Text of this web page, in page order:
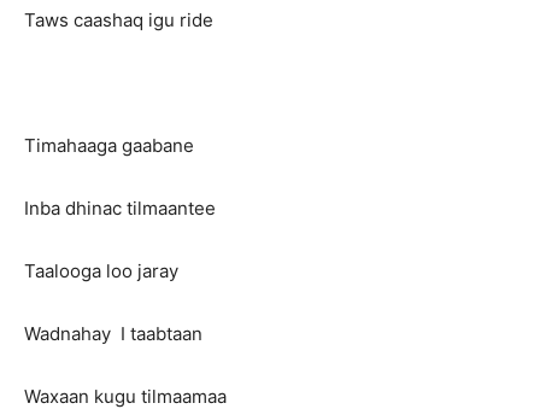
Taws caashaq igu ride
Timahaaga gaabane
Inba dhinac tilmaantee
Taalooga loo jaray
Wadnahay I taabtaan
Waxaan kugu tilmaamaa